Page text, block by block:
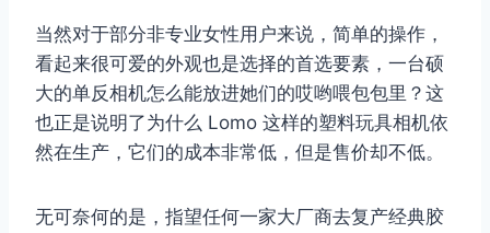
当然对于部分非专业女性用户来说，简单的操作，
看起来很可爱的外观也是选择的首选要素，一台硕
大的单反相机怎么能放进她们的哎哟喂包包里？这
也正是说明了为什么 Lomo 这样的塑料玩具相机依
然在生产，它们的成本非常低，但是售价却不低。
无可奈何的是，指望任何一家大厂商去复产经典胶